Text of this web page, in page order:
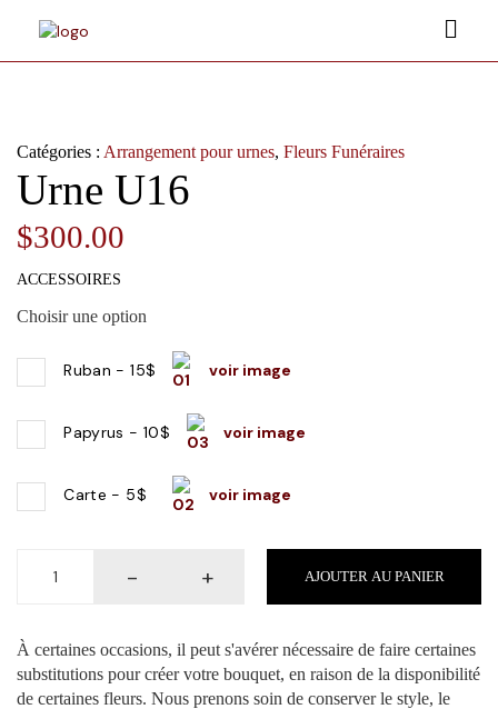
Catégories : Arrangement pour urnes, Fleurs Funéraires
Urne U16
$300.00
ACCESSOIRES
Choisir une option
Ruban -15$ voir image
Papyrus - 10$ voir image
Carte - 5$ voir image
- + AJOUTER AU PANIER
À certaines occasions, il peut s'avérer nécessaire de faire certaines
substitutions pour créer votre bouquet, en raison de la disponibilité
de certaines fleurs. Nous prenons soin de conserver le style, le